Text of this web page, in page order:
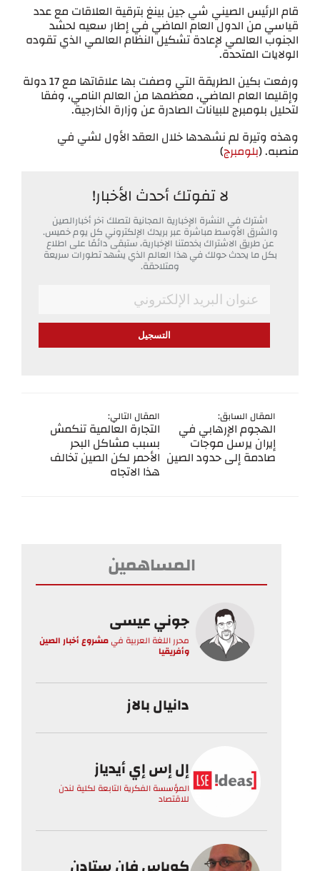
قام الرئيس الصيني شي جين بينغ بترقية العلاقات مع عدد
قياسي من الدول العام الماضي في إطار سعيه لحشد
الجنوب العالمي لإعادة تشكيل النظام العالمي الذي تقوده
الولايات المتحدة.
ورفعت بكين الطريقة التي وصفت بها علاقاتها مع 17 دولة
وإقليما العام الماضي، معظمها من العالم النامي، وفقا
لتحليل بلومبرج للبيانات الصادرة عن وزارة الخارجية.
وهذه وتيرة لم نشهدها خلال العقد الأول لشي في
منصبه. (بلومبرج)
لا تفوتك أحدث الأخبار!
اشترك في النشرة الإخبارية المجانية لتصلك آخر أخبارالصين
والشرق الأوسط مباشرة عبر بريدك الإلكتروني كل يوم خميس.
عن طريق الاشتراك بخدمتنا الإخبارية، ستبقى دائمًا على اطلاع
بكل ما يحدث حولك في هذا العالم الذي يشهد تطورات سريعة
ومتلاحقة.
Email
*
المقال السابق:
الهجوم الإرهابي في
إيران يرسل موجات
صادمة إلى حدود الصين
المقال التالي:
التجارة العالمية تنكمش
بسبب مشاكل البحر
الأحمر لكن الصين تخالف
هذا الاتجاه
المساهمين
جوني عيسى
محرر اللغة العربية فيمشروع أخبار الصين
وأفريقيا
دانيال بالاز
إل إس إي أيدياز
المؤسسة الفكرية التابعة لكلية لندن
للاقتصاد